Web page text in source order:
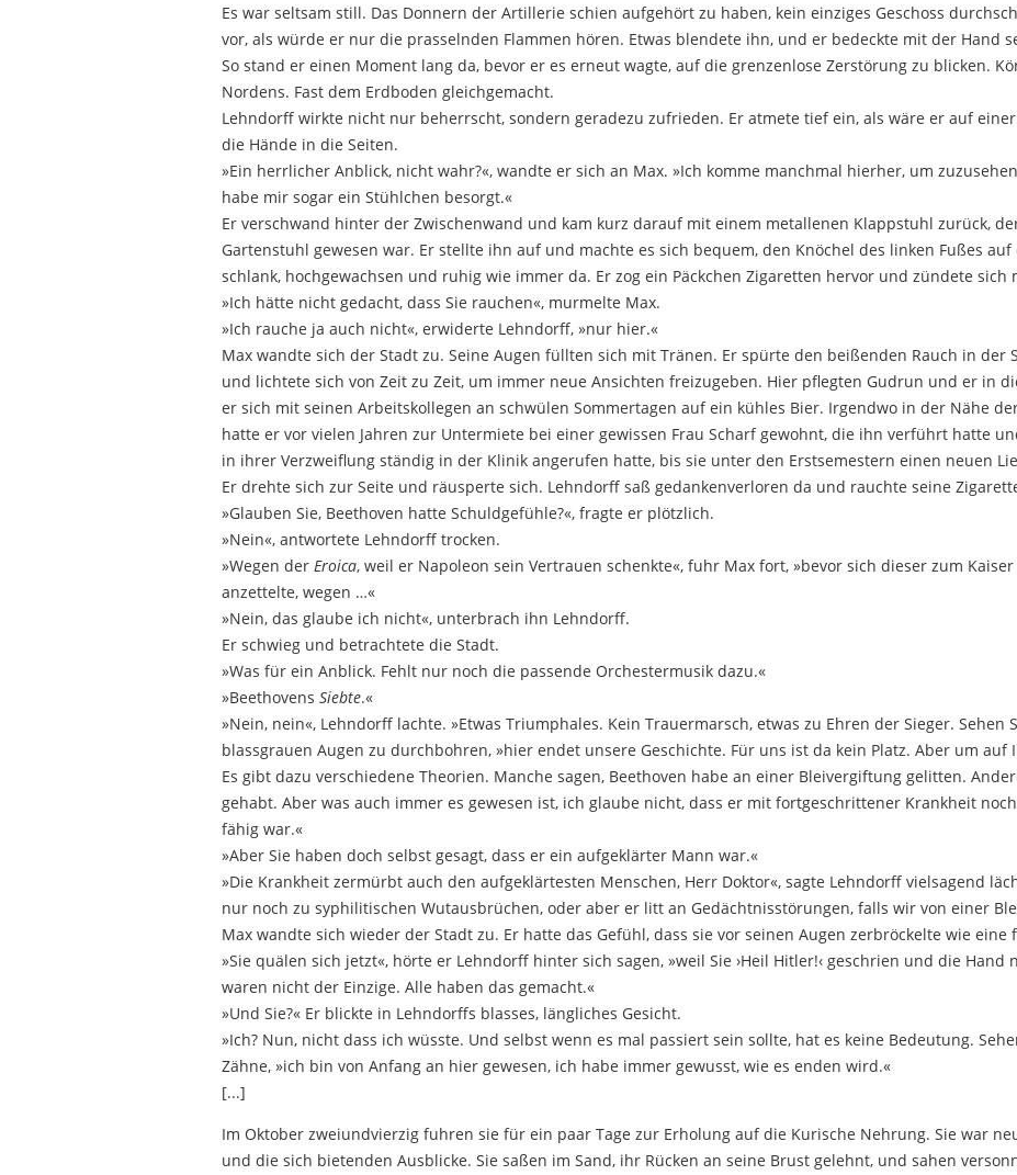
Es war seltsam still. Das Donnern der Artillerie schien aufgehört zu haben, kein einziges Geschoss
vor, als würde er nur die prasselnden Flammen hören. Etwas blendete ihn, und er bedeckte mit der Hand
So stand er einen Moment lang da, bevor er es erneut wagte, auf die grenzenlose Zerstörung zu blicken.
Nordens. Fast dem Erdboden gleichgemacht.
Lehndorff wirkte nicht nur beherrscht, sondern geradezu zufrieden. Er atmete tief ein, als wäre er auf
die Hände in die Seiten.
»Ein herrlicher Anblick, nicht wahr?«, wandte er sich an Max. »Ich komme manchmal hierher, um
habe mir sogar ein Stühlchen besorgt.«
Er verschwand hinter der Zwischenwand und kam kurz darauf mit einem metallenen Klappstuhl zurück,
Gartenstuhl gewesen war. Er stellte ihn auf und machte es sich bequem, den Knöchel des linken Fußes
schlank, hochgewachsen und ruhig wie immer da. Er zog ein Päckchen Zigaretten hervor und zündete sich
»Ich hätte nicht gedacht, dass Sie rauchen«, murmelte Max.
»Ich rauche ja auch nicht«, erwiderte Lehndorff, »nur hier.«
Max wandte sich der Stadt zu. Seine Augen füllten sich mit Tränen. Er spürte den beißenden Rauch in der
und lichtete sich von Zeit zu Zeit, um immer neue Ansichten freizugeben. Hier pflegten Gudrun und er in
er sich mit seinen Arbeitskollegen an schwülen Sommertagen auf ein kühles Bier. Irgendwo in der Nähe
hatte er vor vielen Jahren zur Untermiete bei einer gewissen Frau Scharf gewohnt, die ihn verführt hatte
in ihrer Verzweiflung ständig in der Klinik angerufen hatte, bis sie unter den Erstsemestern einen neuen
Er drehte sich zur Seite und räusperte sich. Lehndorff saß gedankenverloren da und rauchte seine
»Glauben Sie, Beethoven hatte Schuldgefühle?«, fragte er plötzlich.
»Nein«, antwortete Lehndorff trocken.
»Wegen der Eroica, weil er Napoleon sein Vertrauen schenkte«, fuhr Max fort, »bevor sich dieser zum
anzettelte, wegen …«
»Nein, das glaube ich nicht«, unterbrach ihn Lehndorff.
Er schwieg und betrachtete die Stadt.
»Was für ein Anblick. Fehlt nur noch die passende Orchestermusik dazu.«
»Beethovens Siebte.«
»Nein, nein«, Lehndorff lachte. »Etwas Triumphales. Kein Trauermarsch, etwas zu Ehren der Sieger. Sehen
blassgrauen Augen zu durchbohren, »hier endet unsere Geschichte. Für uns ist da kein Platz. Aber um auf
Es gibt dazu verschiedene Theorien. Manche sagen, Beethoven habe an einer Bleivergiftung gelitten.
gehabt. Aber was auch immer es gewesen ist, ich glaube nicht, dass er mit fortgeschrittener Krankheit
fähig war.«
»Aber Sie haben doch selbst gesagt, dass er ein aufgeklärter Mann war.«
»Die Krankheit zermürbt auch den aufgeklärtesten Menschen, Herr Doktor«, sagte Lehndorff vielsagend
nur noch zu syphilitischen Wutausbrüchen, oder aber er litt an Gedächtnisstörungen, falls wir von einer
Max wandte sich wieder der Stadt zu. Er hatte das Gefühl, dass sie vor seinen Augen zerbröckelte wie eine
»Sie quälen sich jetzt«, hörte er Lehndorff hinter sich sagen, »weil Sie ›Heil Hitler!‹ geschrien und die Hand
waren nicht der Einzige. Alle haben das gemacht.«
»Und Sie?« Er blickte in Lehndorffs blasses, längliches Gesicht.
»Ich? Nun, nicht dass ich wüsste. Und selbst wenn es mal passiert sein sollte, hat es keine Bedeutung.
Zähne, »ich bin von Anfang an hier gewesen, ich habe immer gewusst, wie es enden wird.«
[...]
Im Oktober zweiundvierzig fuhren sie für ein paar Tage zur Erholung auf die Kurische Nehrung. Sie war
und die sich bietenden Ausblicke. Sie saßen im Sand, ihr Rücken an seine Brust gelehnt, und sahen